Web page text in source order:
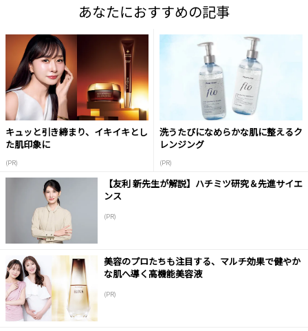
あなたにおすすめの記事
キュッと引き締まり、イキイキとし
た肌印象に
(PR)
洗うたびになめらかな肌に整えるク
レンジング
(PR)
【友利 新先生が解説】ハチミツ研究＆先進サイエ
ンス
(PR)
美容のプロたちも注目する、マルチ効果で健やか
な肌へ導く高機能美容液
(PR)